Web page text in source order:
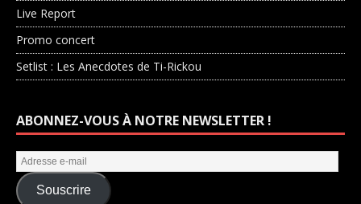
Live Report
Promo concert
Setlist : Les Anecdotes de Ti-Rickou
ABONNEZ-VOUS À NOTRE NEWSLETTER !
Souscrire